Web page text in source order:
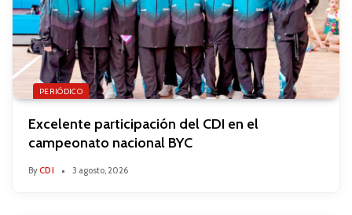
PERIÓDICO
Excelente participación del CDI en el
campeonato nacional BYC
ByCDI 3 agosto, 2026